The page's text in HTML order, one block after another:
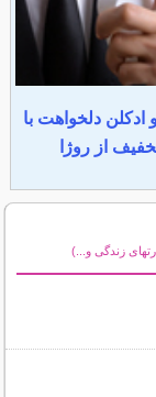
دلخواهت با
زندگی و...)